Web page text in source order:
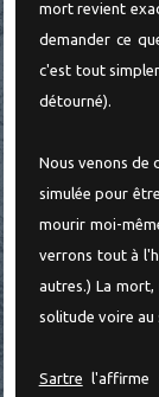
mort revient
demander ce
c'est tout
détourné).
Nous venons de
simulée pour
mourir moi-
verrons tout à
autres.) La
solitude voire au
Sartre l'affirme